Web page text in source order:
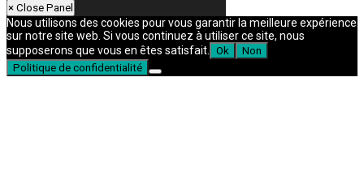
× Close Panel
Nous utilisons des cookies pour vous garantir la meilleure expérience
sur notre site web. Si vous continuez à utiliser ce site, nous
supposerons que vous en êtes satisfait.
Ok
Non
Politique de confidentialité